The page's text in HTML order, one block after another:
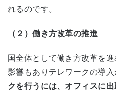
れるのです。
（２）働き方改革の推進
国全体として働き方改革を
影響もありテレワークの導入
クを行うには、オフィスに